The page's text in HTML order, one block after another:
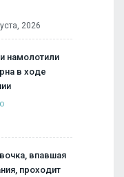
2026
намолотили
в ходе
впавшая
проходит